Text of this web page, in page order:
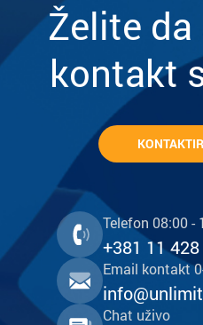
Želite
kontakt
Telefon 08:00 -
+381 11
Email kontakt
Chat uživo